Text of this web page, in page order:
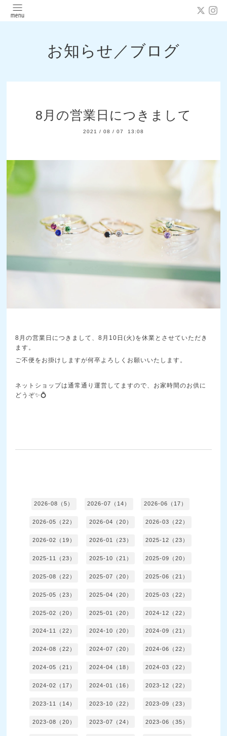
お知らせ／ブログ
8月の営業日につきまして
2021 / 08 / 07 13:08
8月の営業日につきまして、8月10日(火)を休業とさせていただき
ます。
ご不便をお掛けしますが何卒よろしくお願いいたします。
ネットショップは通常通り運営してますので、お家時間のお供に
どうぞ✨💍
2026-08（5） 2026-07（14） 2026-06（17）
2026-05（22） 2026-04（20） 2026-03（22）
2026-02（19） 2026-01（23） 2025-12（23）
2025-11（23） 2025-10（21） 2025-09（20）
2025-08（22） 2025-07（20） 2025-06（21）
2025-05（23） 2025-04（20） 2025-03（22）
2025-02（20） 2025-01（20） 2024-12（22）
2024-11（22） 2024-10（20） 2024-09（21）
2024-08（22） 2024-07（20） 2024-06（22）
2024-05（21） 2024-04（18） 2024-03（22）
2024-02（17） 2024-01（16） 2023-12（22）
2023-11（14） 2023-10（22） 2023-09（23）
2023-08（20） 2023-07（24） 2023-06（35）